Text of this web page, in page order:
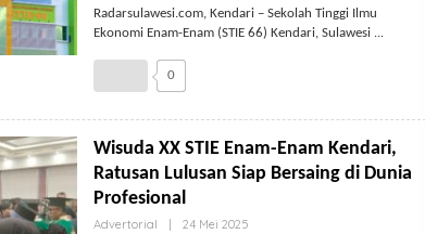
Radarsulawesi.com, Kendari – Sekolah Tinggi Ilmu
Ekonomi Enam-Enam (STIE 66) Kendari, Sulawesi
0
Wisuda XX STIE Enam-Enam Kendari,
Ratusan Lulusan Siap Bersaing di Dunia
Profesional
Advertorial | 24 Mei 2025